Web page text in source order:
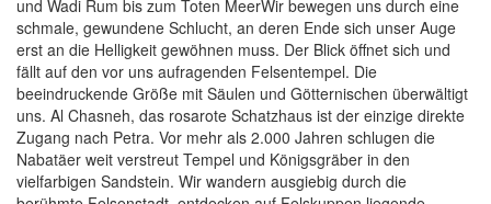
und Wadi Rum bis zum Toten MeerWir bewegen uns durch eine
schmale, gewundene Schlucht, an deren Ende sich unser Auge
erst an die Helligkeit gewöhnen muss. Der Blick öffnet sich und
fällt auf den vor uns aufragenden Felsentempel. Die
beeindruckende Größe mit Säulen und Götternischen überwältigt
uns. Al Chasneh, das rosarote Schatzhaus ist der einzige direkte
Zugang nach Petra. Vor mehr als 2.000 Jahren schlugen die
Nabatäer weit verstreut Tempel und Königsgräber in den
vielfarbigen Sandstein. Wir wandern ausgiebig durch die